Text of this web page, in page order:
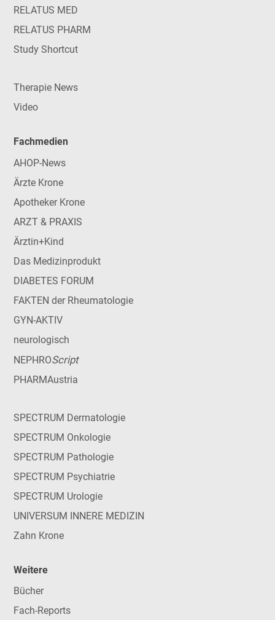
RELATUS MED
RELATUS PHARM
Study Shortcut
Therapie News
Video
Fachmedien
AHOP-News
Ärzte Krone
Apotheker Krone
ARZT & PRAXIS
Ärztin+Kind
Das Medizinprodukt
DIABETES FORUM
FAKTEN der Rheumatologie
GYN-AKTIV
neurologisch
NEPHROScript
PHARMAustria
SPECTRUM Dermatologie
SPECTRUM Onkologie
SPECTRUM Pathologie
SPECTRUM Psychiatrie
SPECTRUM Urologie
UNIVERSUM INNERE MEDIZIN
Zahn Krone
Weitere
Bücher
Fach-Reports